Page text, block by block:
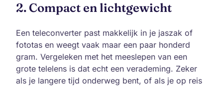
2. Compact en lichtgewicht
Een teleconverter past makkelijk in je jaszak of
fototas en weegt vaak maar een paar honderd
gram. Vergeleken met het meeslepen van een
grote telelens is dat echt een verademing. Zeker
als je langere tijd onderweg bent, of als je op reis